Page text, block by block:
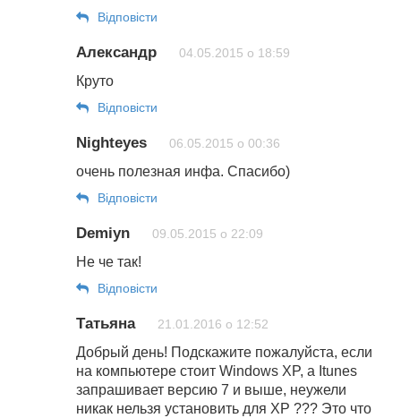
Відповіcти
Александр 04.05.2015 о 18:59
Круто
Відповіcти
Nighteyes 06.05.2015 о 00:36
очень полезная инфа. Спасибо)
Відповіcти
Demiyn 09.05.2015 о 22:09
Не че так!
Відповіcти
Татьяна 21.01.2016 о 12:52
Добрый день! Подскажите пожалуйста, если
на компьютере стоит Windows XP, а Itunes
запрашивает версию 7 и выше, неужели
никак нельзя установить для XP ??? Это что